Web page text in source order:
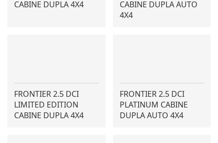
CABINE DUPLA 4X4
CABINE DUPLA AUTO
4X4
FRONTIER 2.5 DCI
LIMITED EDITION
CABINE DUPLA 4X4
FRONTIER 2.5 DCI
PLATINUM CABINE
DUPLA AUTO 4X4